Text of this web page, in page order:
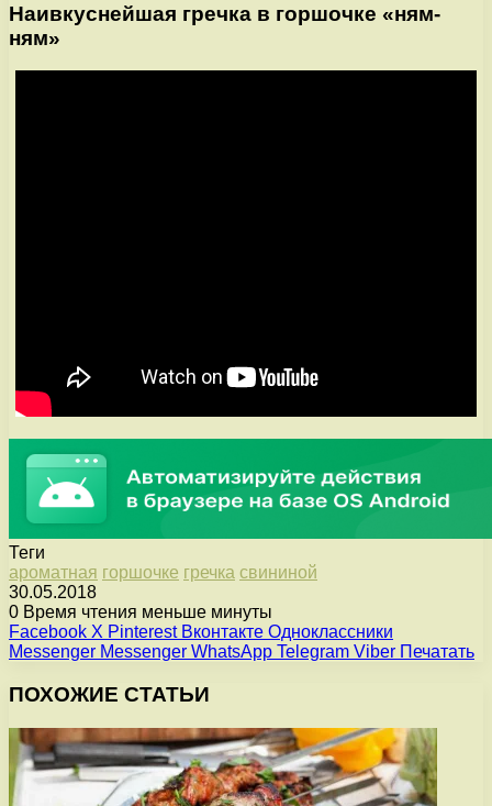
Наивкуснейшая гречка в горшочке «ням-
ням»
Теги
ароматная горшочке гречка свининой
30.05.2018
0 Время чтения меньше минуты
Facebook X Pinterest Вконтакте Одноклассники
Messenger Messenger WhatsApp Telegram Viber Печатать
ПОХОЖИЕ СТАТЬИ